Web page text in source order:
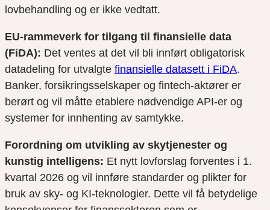
lovbehandling og er ikke vedtatt.
EU-rammeverk for tilgang til finansielle data
(FiDA): Det ventes at det vil bli innført obligatorisk
datadeling for utvalgte finansielle datasett i FiDA.
Banker, forsikringsselskaper og fintech-aktører er
berørt og vil måtte etablere nødvendige API-er og
systemer for innhenting av samtykke.
Forordning om utvikling av skytjenester og
kunstig intelligens: Et nytt lovforslag forventes i 1.
kvartal 2026 og vil innføre standarder og plikter for
bruk av sky- og KI-teknologier. Dette vil få betydelige